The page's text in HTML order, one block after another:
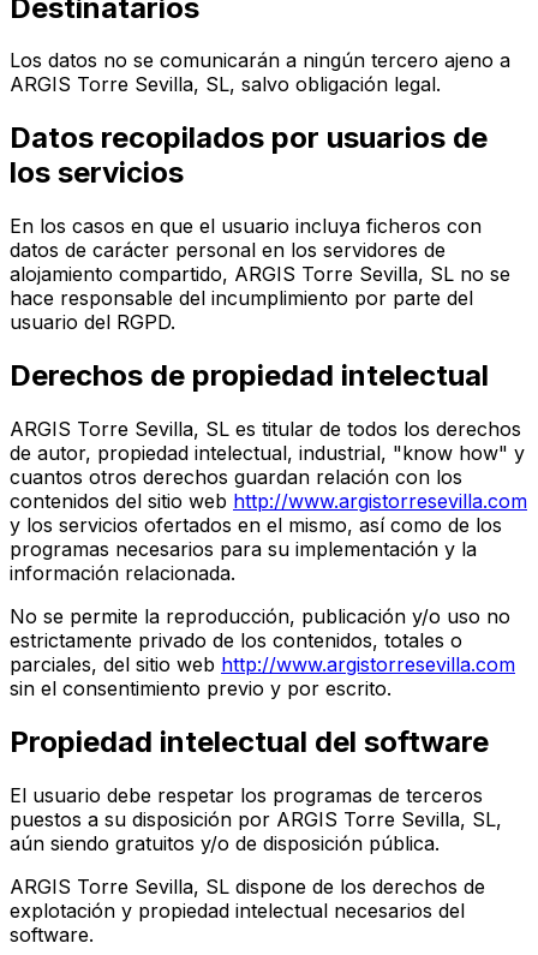
Destinatarios
Los datos no se comunicarán a ningún tercero ajeno a
ARGIS Torre Sevilla, SL, salvo obligación legal.
Datos recopilados por usuarios de
los servicios
En los casos en que el usuario incluya ficheros con
datos de carácter personal en los servidores de
alojamiento compartido, ARGIS Torre Sevilla, SL no se
hace responsable del incumplimiento por parte del
usuario del RGPD.
Derechos de propiedad intelectual
ARGIS Torre Sevilla, SL es titular de todos los derechos
de autor, propiedad intelectual, industrial, "know how" y
cuantos otros derechos guardan relación con los
contenidos del sitio web http://www.argistorresevilla.com
y los servicios ofertados en el mismo, así como de los
programas necesarios para su implementación y la
información relacionada.
No se permite la reproducción, publicación y/o uso no
estrictamente privado de los contenidos, totales o
parciales, del sitio web http://www.argistorresevilla.com
sin el consentimiento previo y por escrito.
Propiedad intelectual del software
El usuario debe respetar los programas de terceros
puestos a su disposición por ARGIS Torre Sevilla, SL,
aún siendo gratuitos y/o de disposición pública.
ARGIS Torre Sevilla, SL dispone de los derechos de
explotación y propiedad intelectual necesarios del
software.